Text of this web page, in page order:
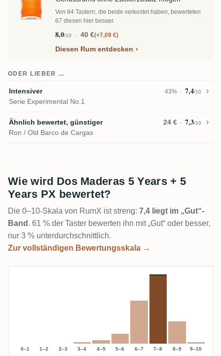
Von 84 Tastern, die beide verkostet haben, bewerteten
67 diesen hier besser.
8,0/10 40 € +7,09 €
Diesen Rum entdecken
ODER LIEBER …
Intensiver 43% 7,4/10
Serie Experimental No.1
Ähnlich bewertet, günstiger 24 € 7,3/10
Ron / Old Barco de Cargas
Wie wird Dos Maderas 5 Years + 5
Years PX bewertet?
Die 0–10-Skala von RumX ist streng: 7,4 liegt im „Gut“-
Band . 61 % der Taster bewerten ihn mit „Gut“ oder besser,
nur 3 % unterdurchschnittlich.
Zur vollständigen Bewertungsskala →
0–1 1–2 2–3 3–4 4–5 5–6 6–7 7–8 8–9 9–10